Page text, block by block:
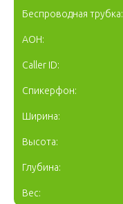
Беспроводная трубка:
АОН:
Caller ID:
Спикерфон:
Ширина:
Высота:
Глубина:
Вес: